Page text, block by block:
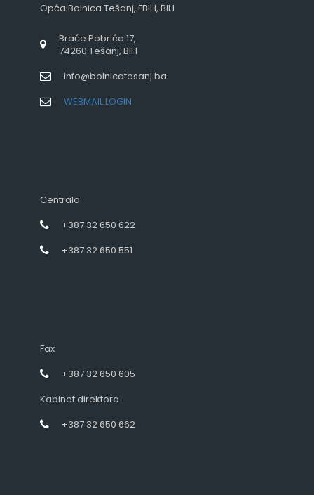
Opća Bolnica Tešanj, FBIH, BIH
Braće Pobrića 17,
74260 Tešanj, BiH
info@bolnicatesanj.ba
WEBMAIL LOGIN
Centrala
+387 32 650 622
+387 32 650 551
Fax
+387 32 650 605
Kabinet direktora
+387 32 650 662